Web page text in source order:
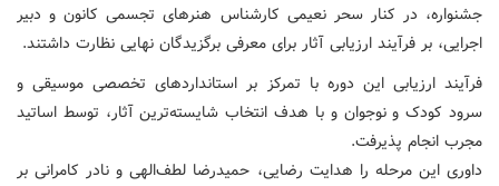
جشنواره، در کنار سحر نعیمی کارشناس هنرهای تجسمی کانون و دبیر
اجرایی، بر فرآیند ارزیابی آثار برای معرفی برگزیدگان نهایی نظارت داشتند.
فرآیند ارزیابی این دوره با تمرکز بر استانداردهای تخصصی موسیقی و
سرود کودک و نوجوان و با هدف انتخاب شایسته‌ترین آثار، توسط اساتید
مجرب انجام پذیرفت.
داوری این مرحله را هدایت رضایی، حمیدرضا لطف‌الهی و نادر کامرانی بر